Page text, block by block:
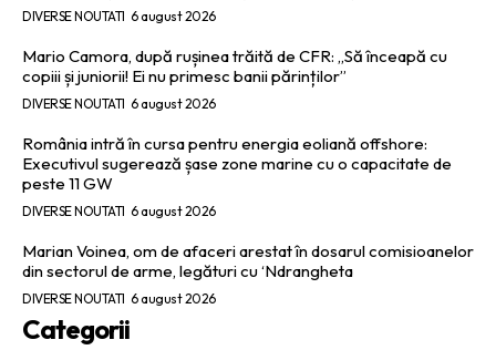
DIVERSE NOUTATI 6 august 2026
Mario Camora, după rușinea trăită de CFR: „Să înceapă cu
copiii și juniorii! Ei nu primesc banii părinților”
DIVERSE NOUTATI 6 august 2026
România intră în cursa pentru energia eoliană offshore:
Executivul sugerează șase zone marine cu o capacitate de
peste 11 GW
DIVERSE NOUTATI 6 august 2026
Marian Voinea, om de afaceri arestat în dosarul comisioanelor
din sectorul de arme, legături cu ‘Ndrangheta
DIVERSE NOUTATI 6 august 2026
Categorii